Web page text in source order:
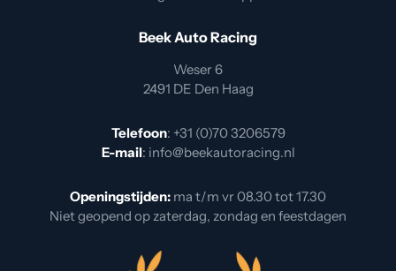
Beek Auto Racing
Weser 6
2491 DE Den Haag
Telefoon: +31 (0)70 3206579
E-mail: info@beekautoracing.nl
Openingstijden: ma t/m vr 08.30 tot 17.30
Niet geopend op zaterdag, zondag en feestdagen